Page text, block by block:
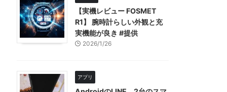
【実機レビュー FOSMET
R1】 腕時計らしい外観と充
実機能が良き #提供
2026/1/26
アプリ